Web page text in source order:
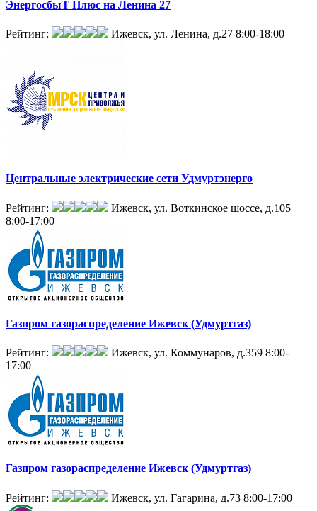
ЭнергосбыТ Плюс на Ленина 27
Рейтинг: Ижевск, ул. Ленина, д.27 8:00-18:00
Центральные электрические сети Удмуртэнерго
Рейтинг:
Ижевск, ул. Воткинское шоссе, д.105
8:00-17:00
Газпром газораспределение Ижевск (Удмуртгаз)
Рейтинг: Ижевск, ул. Коммунаров, д.359 8:00-
17:00
Газпром газораспределение Ижевск (Удмуртгаз)
Рейтинг: Ижевск, ул. Гагарина, д.73 8:00-17:00